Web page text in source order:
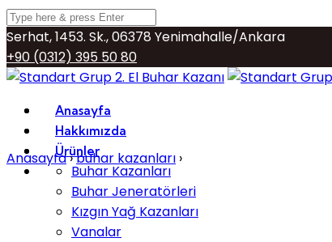
Serhat, 1453. Sk., 06378 Yenimahalle/Ankara
+90 (0312) 395 50 80
info@buharkazani.org
Anasayfa
Hakkımızda
Ürünler
Buhar Kazanları
Buhar Jeneratörleri
Kızgın Yağ Kazanları
Vanalar
Anasayfa›buhar kazanları ›